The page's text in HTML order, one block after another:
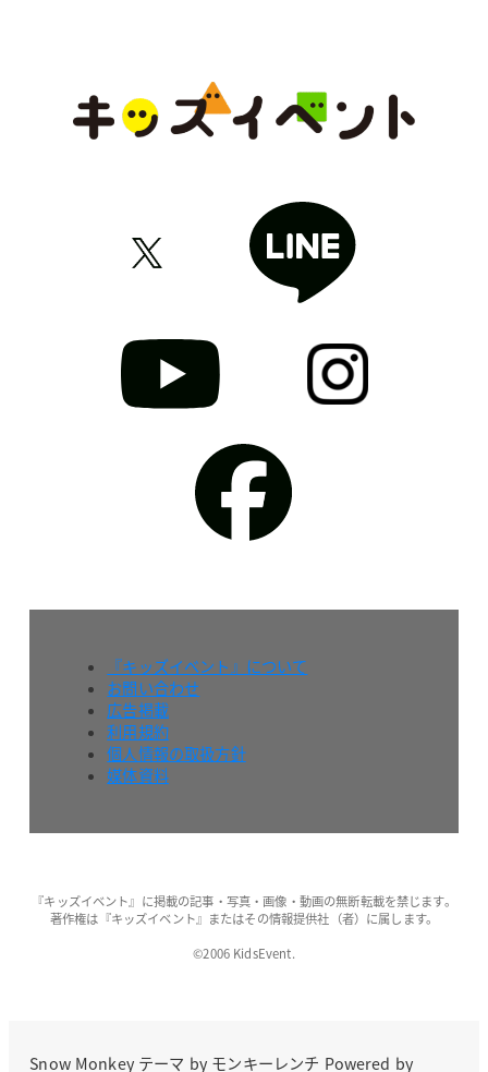
『キッズイベント』について
お問い合わせ
広告掲載
利用規約
個人情報の取扱方針
媒体資料
『キッズイベント』に掲載の記事・写真・画像・動画の無断転載を禁じます。
著作権は『キッズイベント』またはその情報提供社（者）に属します。
©2006 KidsEvent.
Snow Monkeyテーマ by モンキーレンチ Powered by